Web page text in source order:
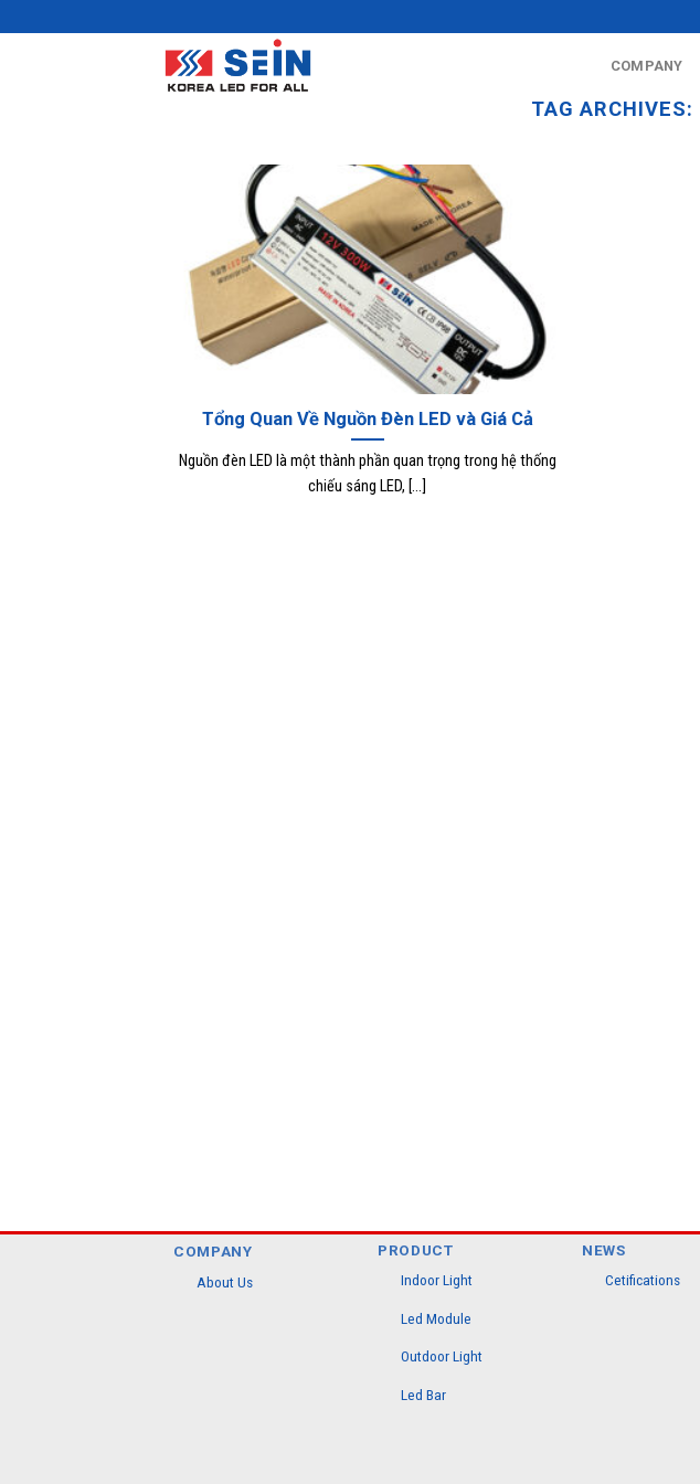
to
COMPANY
TAG ARCHIVES:
Tổng Quan Về Nguồn Đèn LED và Giá Cả
Nguồn đèn LED là một thành phần quan trọng trong hệ thống
chiếu sáng LED, [...]
COMPANY
About Us
PRODUCT
Indoor Light
Led Module
Outdoor Light
Led Bar
NEWS
Cetifications